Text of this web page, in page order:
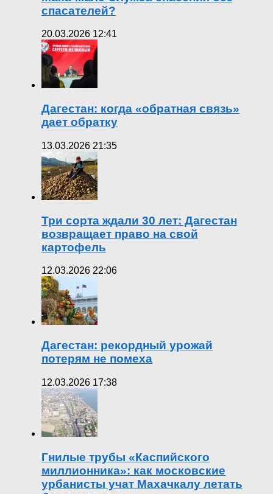
спасателей?
20.03.2026 12:41
Дагестан: когда «обратная связь»
дает обратку
13.03.2026 21:35
Три сорта ждали 30 лет: Дагестан
возвращает право на свой
картофель
12.03.2026 22:06
Дагестан: рекордный урожай
потерям не помеха
12.03.2026 17:38
Гнилые трубы «Каспийского
миллионника»: как московские
урбанисты учат Махачкалу летать